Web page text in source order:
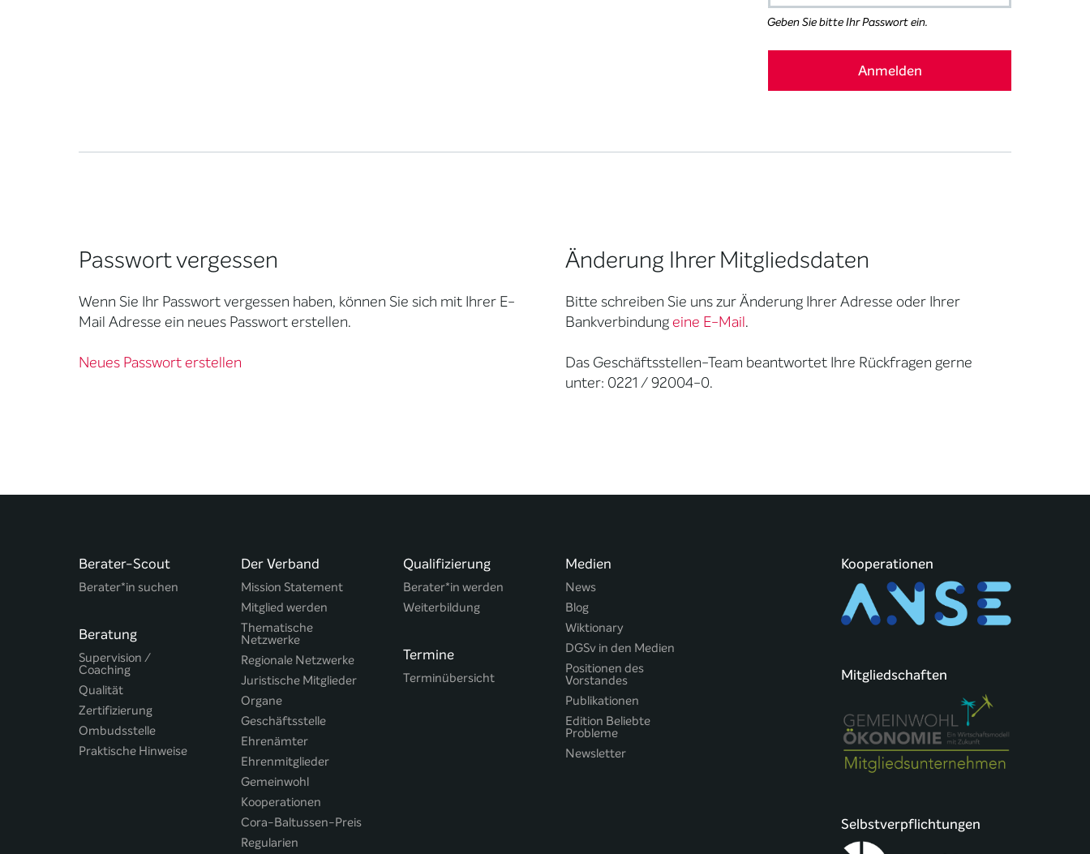
Geben Sie bitte Ihr Passwort ein.
Passwort vergessen
Wenn Sie Ihr Passwort vergessen haben, können Sie sich mit Ihrer E-
Mail Adresse ein neues Passwort erstellen.
Neues Passwort erstellen
Änderung Ihrer Mitgliedsdaten
Bitte schreiben Sie uns zur Änderung Ihrer Adresse oder Ihrer
Bankverbindungeine E-Mail.
Das Geschäftsstellen-Team beantwortet Ihre Rückfragen gerne
unter: 0221 / 92004-0.
Berater-Scout
Berater*in suchen
Beratung
Supervision /
Coaching
Qualität
Zertifizierung
Ombudsstelle
Praktische Hinweise
Der Verband
Mission Statement
Mitglied werden
Thematische
Netzwerke
Regionale Netzwerke
Juristische Mitglieder
Organe
Geschäftsstelle
Ehrenämter
Ehrenmitglieder
Gemeinwohl
Kooperationen
Cora-Baltussen-Preis
Regularien
Qualifizierung
Berater*in werden
Weiterbildung
Termine
Terminübersicht
Medien
News
Blog
Wiktionary
DGSv in den Medien
Positionen des
Vorstandes
Publikationen
Edition Beliebte
Probleme
Newsletter
Kooperationen
Mitgliedschaften
Selbstverpflichtungen